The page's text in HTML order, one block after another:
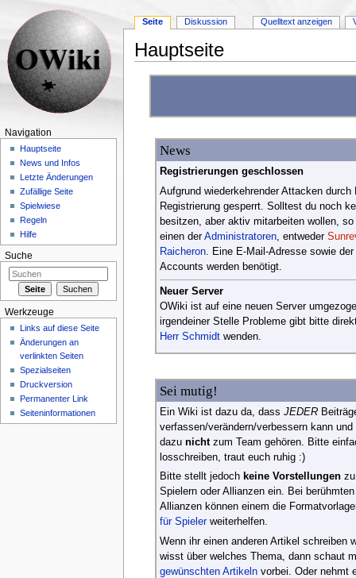
Hauptseite
News
Registrierungen geschlossen
Aufgrund wiederkehrender Attacken durch
Registrierung gesperrt. Solltest du noch
besitzen, aber aktiv mitarbeiten wollen,
einen derAdministratoren, entweder
Raicheron. Eine E-Mail-Adresse sowie der
Accounts werden benötigt.
Neuer Server
OWiki ist auf eine neuen Server
irgendeiner Stelle Probleme gibt bitte
Herr Schmidtwenden.
Sei mutig!
Ein Wiki ist dazu da, dass JEDER
verfassen/verändern/verbessern kann
dazu nichtzum Team gehören. Bitte
losschreiben, traut euch ruhig :)
Bitte stellt jedoch keine Vorstellungenzu
Spielern oder Allianzen ein. Bei
Allianzen können einem die
für Spielerweiterhelfen.
Wenn ihr einen anderen Artikel schreiben
wisst über welches Thema, dann schaut
gewünschten Artikelnvorbei. Oder nehmt
Seite Diskussion Quelltext anzeigen
Navigation
Hauptseite
News und Infos
Letzte Änderungen
Zufällige Seite
Spielwiese
Regeln
Hilfe
Suche
Werkzeuge
Links auf diese Seite
Änderungen an
verlinkten Seiten
Spezialseiten
Druckversion
Permanenter Link
Seiteninformationen